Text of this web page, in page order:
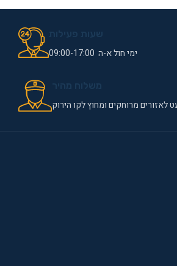
ימי חול א-ה 09:00-17:00